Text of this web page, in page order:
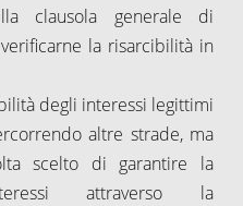
clausola generale di
la risarcibilità in
degli interessi legittimi
altre strade, ma
scelto di garantire la
attraverso la